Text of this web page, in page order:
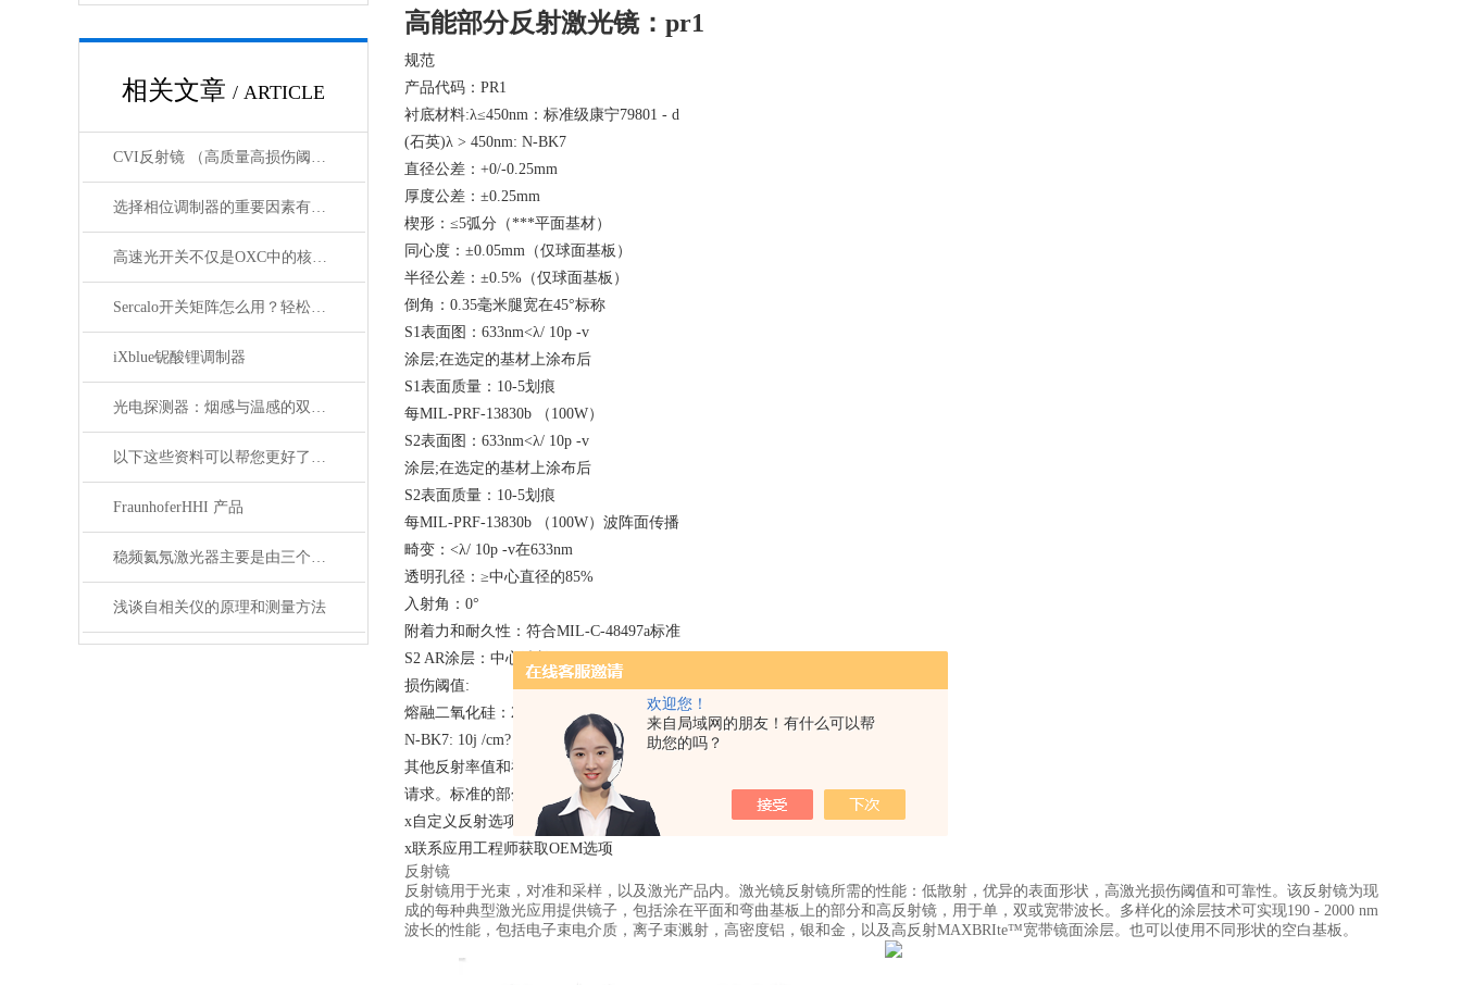
欢迎您！
来自局域网的朋友！有什么可以帮
助您的吗？
相关文章 / ARTICLE
CVI反射镜 （高质量高损伤阈值反射镜）产品介绍
选择相位调制器的重要因素有哪些？你清楚吗？
高速光开关不仅是OXC中的核心器件，它还广泛应用于这些领域
Sercalo开关矩阵怎么用？轻松实现光路智能切换
iXblue铌酸锂调制器
光电探测器：烟感与温感的双重角色
以下这些资料可以帮您更好了解偏振分析仪
FraunhoferHHI 产品
稳频氦氖激光器主要是由三个部分组成
浅谈自相关仪的原理和测量方法
高能部分反射激光镜：pr1
规范
产品代码：PR1
衬底材料:λ≤450nm：标准级康宁79801 - d
(石英)λ > 450nm: N-BK7
直径公差：+0/-0.25mm
厚度公差：±0.25mm
楔形：≤5弧分（***平面基材）
同心度：±0.05mm（仅球面基板）
半径公差：±0.5%（仅球面基板）
倒角：0.35毫米腿宽在45°标称
S1表面图：633nm<λ/ 10p -v
涂层;在选定的基材上涂布后
S1表面质量：10-5划痕
每MIL-PRF-13830b （100W）
S2表面图：633nm<λ/ 10p -v
涂层;在选定的基材上涂布后
S2表面质量：10-5划痕
每MIL-PRF-13830b （100W）波阵面传播
畸变：<λ/ 10p -v在633nm
透明孔径：≥中心直径的85%
入射角：0°
附着力和耐久性：符合MIL-C-48497a标准
S2 AR涂层：中心波长R≤0.25%
损伤阈值:
熔融二氧化硅：20j /cm?，20ns, 20Hz, 1064nm
N-BK7: 10j /cm?，20ns, 20Hz, 1064nm
其他反射率值和衬底尺寸可根据
请求。标准的部分反射器有一层防反射涂层在***个表面上。
x自定义反射选项从10%到***
x联系应用工程师获取OEM选项
反射镜
反射镜用于光束，对准和采样，以及激光产品内。激光镜反射镜所需的性能：低散射，优异的表面形状，高激光损伤阈值和可靠性。该反射镜为现
成的每种典型激光应用提供镜子，包括涂在平面和弯曲基板上的部分和高反射镜，用于单，双或宽带波长。多样化的涂层技术可实现190 - 2000 nm
波长的性能，包括电子束电介质，离子束溅射，高密度铝，银和金，以及高反射MAXBRIte™宽带镜面涂层。也可以使用不同形状的空白基板。